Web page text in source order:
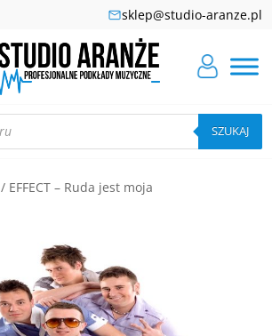
sklep@studio-aranze.pl
SZUKAJ
/ EFFECT – Ruda jest moja